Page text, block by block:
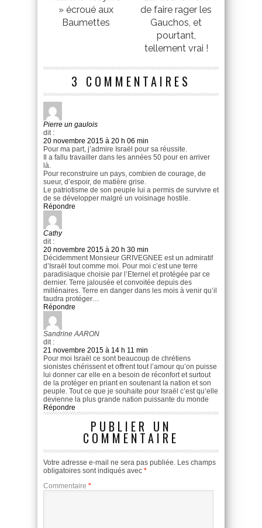
» écroué aux
Baumettes
de faire rager les
Gauchos, et
pourtant,
tellement vrai !
3 COMMENTAIRES
Pierre un gaulois
dit :
20 novembre 2015 à 20 h 06 min
Pour ma part, j’admire Israël pour sa réussite.
Il a fallu travailler dans les années 50 pour en arriver
là.
Pour reconstruire un pays, combien de courage, de
sueur, d’espoir, de matière grise.
Le patriotisme de son peuple lui a permis de survivre et
de se développer malgré un voisinage hostile.
Répondre
Cathy
dit :
20 novembre 2015 à 20 h 30 min
Décidemment Monsieur GRIVEGNEE est un admiratif
d’Israël tout comme moi. Pour moi c’est une terre
paradisiaque choisie par l’Eternel et protégée par ce
dernier. Terre jalousée et convoitée depuis des
millénaires. Terre en danger dans les mois à venir qu’il
faudra protéger…
Répondre
Sandrine AARON
dit :
21 novembre 2015 à 14 h 11 min
Pour moi Israël ce sont beaucoup de chrétiens
sionistes chérissent et offrent tout l’amour qu’on puisse
lui donner car elle en a besoin de réconfort et surtout
de la protéger en priant en soutenant la nation et son
peuple. Tout ce que je souhaite pour Israël c’est qu’elle
devienne la plus grande nation puissante du monde
Répondre
PUBLIER UN
COMMENTAIRE
Votre adresse e-mail ne sera pas publiée. Les champs
obligatoires sont indiqués avec *
Commentaire *